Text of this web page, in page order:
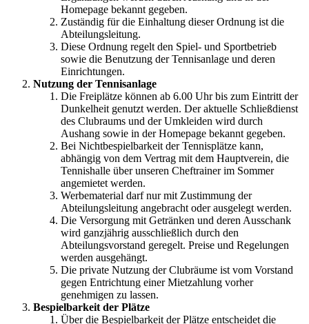
Homepage bekannt gegeben.
Zuständig für die Einhaltung dieser Ordnung ist die
Abteilungsleitung.
Diese Ordnung regelt den Spiel- und Sportbetrieb
sowie die Benutzung der Tennisanlage und deren
Einrichtungen.
Nutzung der Tennisanlage
Die Freiplätze können ab 6.00 Uhr bis zum Eintritt der
Dunkelheit genutzt werden. Der aktuelle Schließdienst
des Clubraums und der Umkleiden wird durch
Aushang sowie in der Homepage bekannt gegeben.
Bei Nichtbespielbarkeit der Tennisplätze kann,
abhängig von dem Vertrag mit dem Hauptverein, die
Tennishalle über unseren Cheftrainer im Sommer
angemietet werden.
Werbematerial darf nur mit Zustimmung der
Abteilungsleitung angebracht oder ausgelegt werden.
Die Versorgung mit Getränken und deren Ausschank
wird ganzjährig ausschließlich durch den
Abteilungsvorstand geregelt. Preise und Regelungen
werden ausgehängt.
Die private Nutzung der Clubräume ist vom Vorstand
gegen Entrichtung einer Mietzahlung vorher
genehmigen zu lassen.
Bespielbarkeit der Plätze
Über die Bespielbarkeit der Plätze entscheidet die